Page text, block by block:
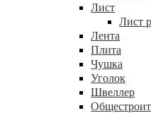
Лист
Лист
Лента
Плита
Чушка
Уголок
Швеллер